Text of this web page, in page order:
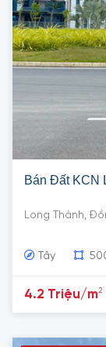
Bán Đất KCN
Long Thành,
Tây
4.2 Triệu/m2